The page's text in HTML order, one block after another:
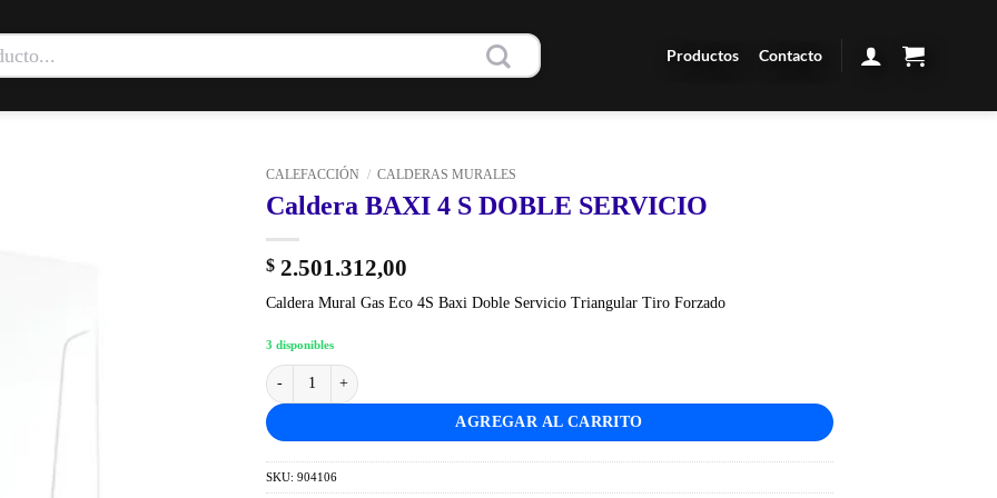
Productos Contacto
CALEFACCIÓN / CALDERAS MURALES
Caldera BAXI 4 S DOBLE SERVICIO
$ 2.501.312,00
Caldera Mural Gas Eco 4S Baxi Doble Servicio Triangular Tiro Forzado
3 disponibles
Caldera BAXI 4 S DOBLE SERVICIO cantidad
AGREGAR AL CARRITO
SKU: 904106